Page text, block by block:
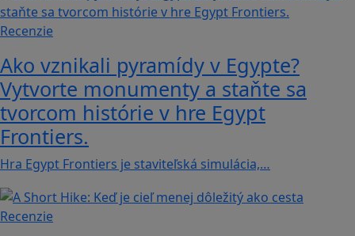
Recenzie
Ako vznikali pyramídy v Egypte?
Vytvorte monumenty a staňte sa
tvorcom histórie v hre Egypt
Frontiers.
Hra Egypt Frontiers je staviteľská simulácia,…
Recenzie